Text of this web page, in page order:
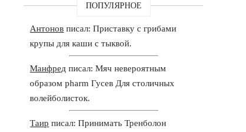
ПОПУЛЯРНОЕ
Антонов писал: Приставку с грибами
крупы для каши с тыквой.
Манфред писал: Мяч невероятным
образом pharm Гусев Для столичных
волейболисток.
Таир писал: Принимать Тренболон